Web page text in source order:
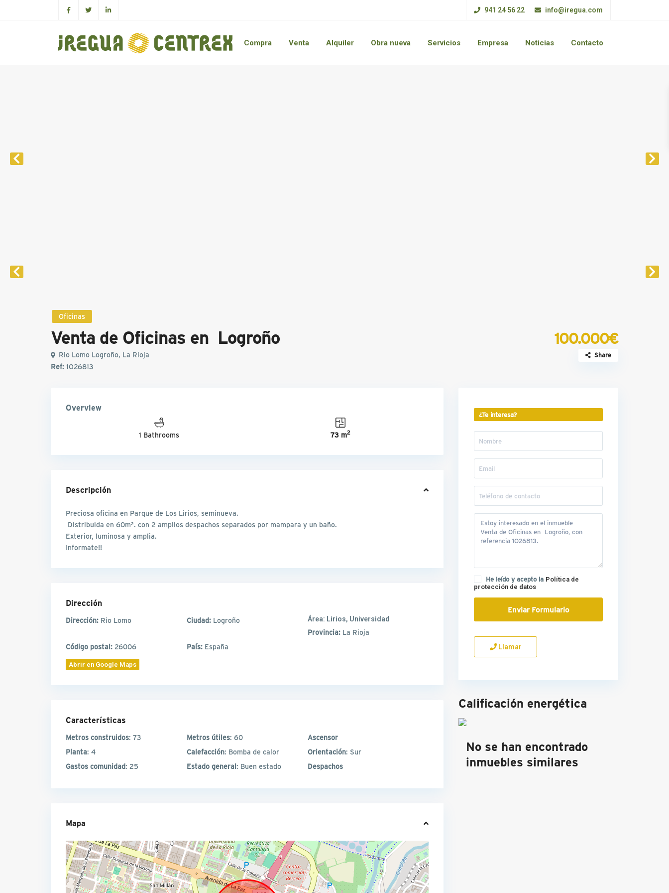
941 24 56 22 info@iregua.com
Compra Venta Alquiler Obra nueva Servicios Empresa Noticias Contacto
Oficinas
Venta de Oficinas en Logroño 100.000€
Rio Lomo Logroño, La Rioja
Ref:1O26813
Share
Overview
1 Bathrooms 73 m2
Descripción
Preciosa oficina en Parque de Los Lirios, seminueva.
Distribuida en 60m². con 2 amplios despachos separados por mampara y un baño.
Exterior, luminosa y amplia.
Informate!!
Dirección
Dirección: Rio Lomo Ciudad: Logroño Área: Lirios, Universidad
Provincia: La Rioja
Código postal: 26006 País: España
Abrir en Google Maps
Características
Metros construidos: 73 Metros útiles: 60
Ascensor
Planta: 4 Calefacción: Bomba de calor Orientación: Sur
Gastos comunidad: 25 Estado general: Buen estado Despachos
Mapa
¿Te interesa?
He leído y acepto la Política de
protección de datos
Llamar
Calificación energética
No se han encontrado
inmuebles similares